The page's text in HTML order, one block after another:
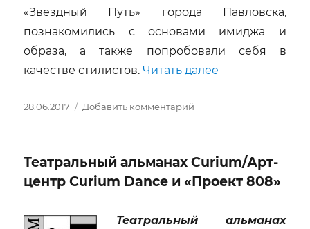
«Звездный Путь» города Павловска,
познакомились с основами имиджа и
образа, а также попробовали себя в
качестве стилистов. Читать далее
Опубликовано
28.06.2017 Добавить комментарий
«Мечтайте,
верьте
и
Театральный альманах Curium/Арт-
центр Curium Dance и «Проект 808»
Театральный альманах